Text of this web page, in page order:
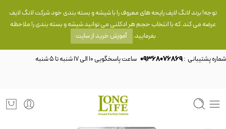
توجه! برند لانگ لایف رایحه های معروف را با شیشه و بسته بندی خود شرکت لانگ لایف
عرضه می کند.که با انتخاب حجم هر ادکلنی می توانید شیشه و بسته بندی را ملاحظه
بفرمایید. آموزش خرید از سایت
شماره پشتیبانی :09368076869